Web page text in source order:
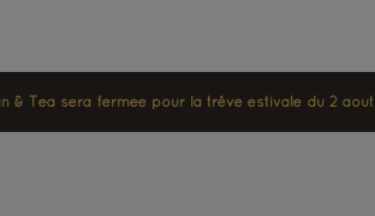
& Tea sera fermée pour la trêve estivale du 2